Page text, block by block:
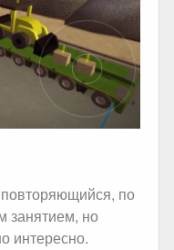
по
занятием, но
интересно.